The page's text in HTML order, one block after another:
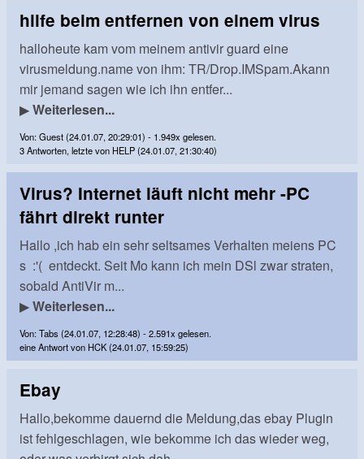
hilfe beim entfernen von einem virus
halloheute kam vom meinem antivir guard eine
virusmeldung.name von ihm: TR/Drop.IMSpam.Akann
mir jemand sagen wie ich ihn entfer...
▶Weiterlesen...
Von: Guest (24.01.07, 20:29:01) - 1.949x gelesen.
3 Antworten, letzte von HELP (24.01.07, 21:30:40)
Virus? Internet läuft nicht mehr -PC
fährt direkt runter
Hallo ,ich hab ein sehr seltsames Verhalten meiens PC
s :'( entdeckt. Seit Mo kann ich mein DSl zwar straten,
sobald AntiVir m...
▶Weiterlesen...
Von: Tabs (24.01.07, 12:28:48) - 2.591x gelesen.
eine Antwort von HCK (24.01.07, 15:59:25)
Ebay
Hallo,bekomme dauernd die Meldung,das ebay Plugin
ist fehlgeschlagen, wie bekomme ich das wieder weg,